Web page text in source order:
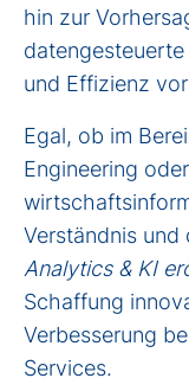
hin zur
und Effizienz
Egal, ob im
Engineering
Verständnis und
Analytics & KI
Schaffung
Verbesserung
Services.